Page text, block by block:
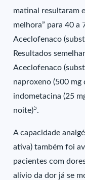
matinal resultaram
melhora” para 40 a
Aceclofenaco
Resultados
Aceclofenaco
naproxeno (500 mg
indometacina (25
noite)5.
A capacidade
ativa) também foi
pacientes com
alívio da dor já se